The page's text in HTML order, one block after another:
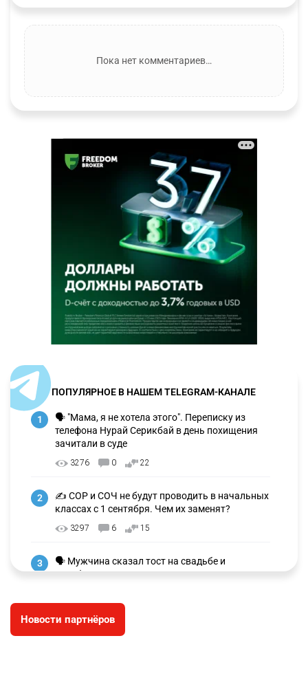
Пока нет комментариев…
ПОПУЛЯРНОЕ В НАШЕМ TELEGRAM-КАНАЛЕ
1
🗣 "Мама, я не хотела этого". Переписку из
телефона Нурай Серикбай в день похищения
зачитали в суде
3276 0 22
2
✍️ СОР и СОЧ не будут проводить в начальных
классах с 1 сентября. Чем их заменят?
3297 6 15
3
🗣 Мужчина сказал тост на свадьбе и
заработал уголовное дело
🐏 Скота больше, а мясо дороже. Почему в
Казахстане продолжают расти цены на
Новости партнёров